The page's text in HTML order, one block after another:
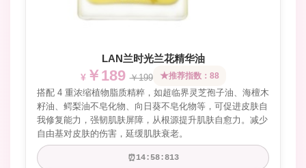
LAN兰时光兰花精华油
￥189 ￥199 推荐指数：88
搭配 4 重浓缩植物脂质精粹，如超临界灵芝孢子油、海檀木
籽油、鳄梨油不皂化物、向日葵不皂化物等，可促进皮肤自
我修复能力，强韧肌肤屏障，从根源提升肌肤自愈力。减少
自由基对皮肤的伤害，延缓肌肤衰老。
⏰14:58:665